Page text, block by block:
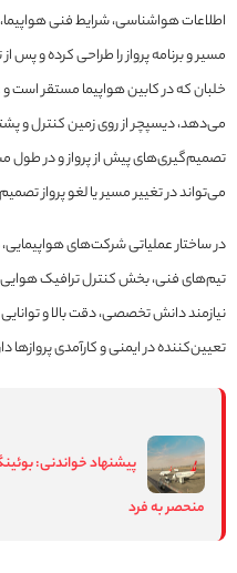
اطلاعات هواشناسی، شرایط فنی
مسیر و برنامه پرواز را طراحی کرده و پس
خلبان که در کابین هواپیما مستقر است
می‌دهد، دیسپچر از روی زمین کنترل و
تصمیم‌گیری‌های پیش از پرواز و در طول
می‌تواند در تغییر مسیر یا لغو پرواز
در ساختار عملیاتی شرکت‌های
تیم‌های فنی، بخش کنترل ترافیک
نیازمند دانش تخصصی، دقت بالا و
تعیین‌کننده در ایمنی و کارآمدی پروازها
پیشنهاد خواندنی:
منحصر به فرد